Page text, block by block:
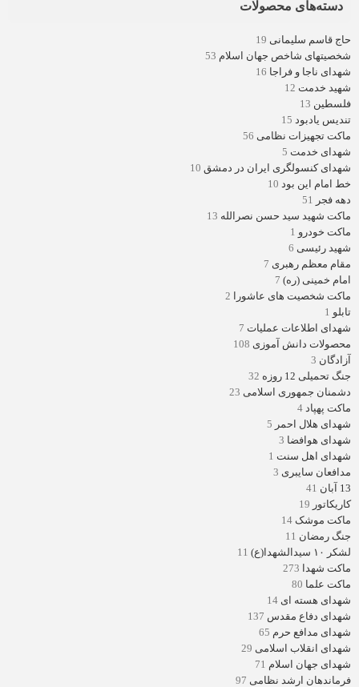
دسته‌های محصولات
حاج قاسم سلیمانی 19
شخصیتهای شاخص جهان اسلام 53
شهدای ناجا و فراجا 16
شهید خدمت 12
فلسطین 13
تندیس یادبود 15
ماکت تجهیزات نظامی 56
شهدای خدمت 5
شهدای کنسولگری ایران در دمشق 10
خط امام این بود 10
دهه فجر
51
ماکت شهید سید حسن نصرالله 13
ماکت خودرو 1
شهید رئیسی 6
مقام معظم رهبری 7
امام خمینی (ره) 7
ماکت شخصیت های عاشورا
2
تابلو 1
شهدای اطلاعات عملیات 7
محصولات دانش آموزی 108
آزادگان 3
جنگ تحمیلی 12 روزه
32
دشمنان جمهوری اسلامی 23
ماکت پهپاد 4
شهدای هلال احمر 5
شهدای هوافضا 3
شهدای اهل سنت 1
مدافعان سایبری 3
13 آبان
41
کاریکاتور 19
ماکت موشک 14
جنگ رمضان 11
لشکر ۱۰ سیدالشهدا(ع)
11
ماکت شهدا
273
ماکت علما 80
شهدای هسته ای 14
شهدای دفاع مقدس 137
شهدای مدافع حرم 65
شهدای انقلاب اسلامی 29
شهدای جهان اسلام 71
فرماندهان ارشد نظامی 97